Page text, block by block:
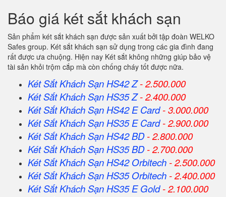
Báo giá két sắt khách sạn
Sản phẩm két sắt khách sạn được sản xuất bởi tập đoàn WELKO
Safes group. Két sắt khách sạn sử dụng trong các gia đình đang
rất được ưa chuộng. Hiện nay Két sắt không những giúp bảo vệ
tài sản khỏi trộm cắp mà còn chống cháy tốt được nữa.
Két Sắt Khách Sạn HS42 Z- 2.500.000
Két Sắt Khách Sạn HS35 Z- 2.400.000
Két Sắt Khách Sạn HS42 E Card- 3.000.000
Két Sắt Khách Sạn HS35 E Card- 2.900.000
Két Sắt Khách Sạn HS42 BD- 2.800.000
Két Sắt Khách Sạn HS35 BD- 2.700.000
Két Sắt Khách Sạn HS42 Orbitech - 2.500.000
Két Sắt Khách Sạn HS35 Orbitech - 2.400.000
Két Sắt Khách Sạn HS35 E Gold- 2.100.000